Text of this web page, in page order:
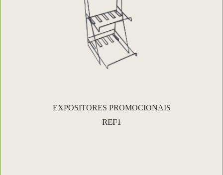
EXPOSITORES PROMOCIONAIS
REF1